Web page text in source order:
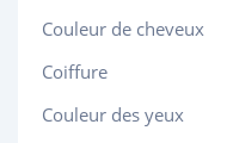
Couleur de cheveux
Coiffure
Couleur des yeux